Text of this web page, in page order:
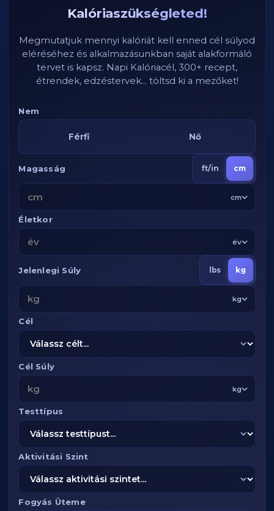
Kalóriaszükségleted!
Megmutatjuk mennyi kalóriát kell enned cél súlyod
eléréséhez és alkalmazásunkban saját alakformáló
tervet is kapsz. Napi Kalóriacél, 300+ recept,
étrendek, edzéstervek... töltsd ki a mezőket!
Nem
Férfi Nő
Magasság ft/in cm
cm
Életkor
év
Jelenlegi Súly lbs kg
kg
Cél
Cél Súly
kg
Testtípus
Aktivitási Szint
Fogyás Üteme